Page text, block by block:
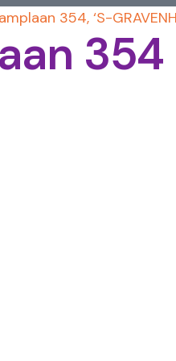
354, ‘S-
354